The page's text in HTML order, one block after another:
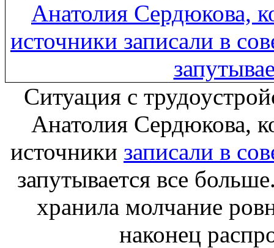
Ситуация с
Анатолия Сердюкова,
источники записали в
запутывается все
хранила молчание
наконец